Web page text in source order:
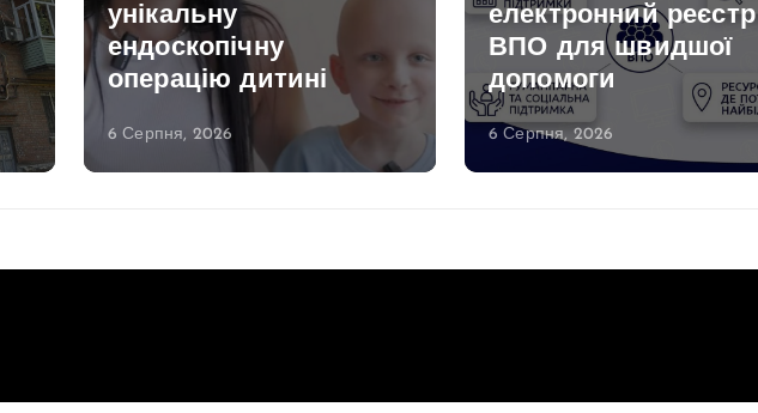
унікальну
ендоскопічну
операцію дитині
6 Серпня, 2026
електронний реєстр
ВПО для швидшої
допомоги
6 Серпня, 2026